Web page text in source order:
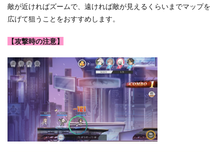
敵が近ければズームで、遠ければ敵が見えるくらいまでマップを
広げて狙うことをおすすめします。
【攻撃時の注意】